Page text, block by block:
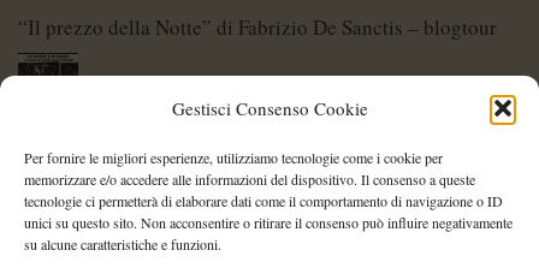
Gestisci Consenso Cookie
Per fornire le migliori esperienze, utilizziamo tecnologie come i cookie per
memorizzare e/o accedere alle informazioni del dispositivo. Il consenso a queste
tecnologie ci permetterà di elaborare dati come il comportamento di navigazione o ID
unici su questo sito. Non acconsentire o ritirare il consenso può influire negativamente
su alcune caratteristiche e funzioni.
“Il prezzo della Notte” di Fabrizio De Sanctis – blogtour
Di Spade e di Eroi – Storie di Lame Leggendarie